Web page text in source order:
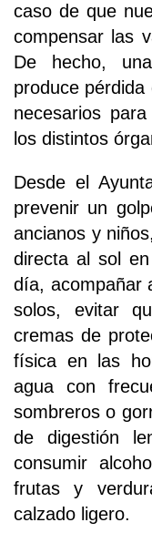
caso de que
compensar las
De hecho,
produce
necesarios
los distintos
Desde el
prevenir un
ancianos y
directa al sol
día, acompañar
solos, evitar
cremas de
física en las
agua con
sombreros o
de digestión
consumir
frutas y
calzado ligero.